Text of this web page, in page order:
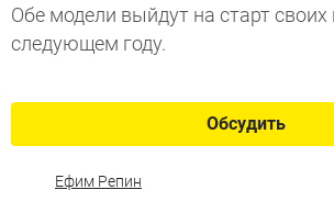
Обе модели выйдут на старт своих
следующем году.
Обсудить
Ефим Репин